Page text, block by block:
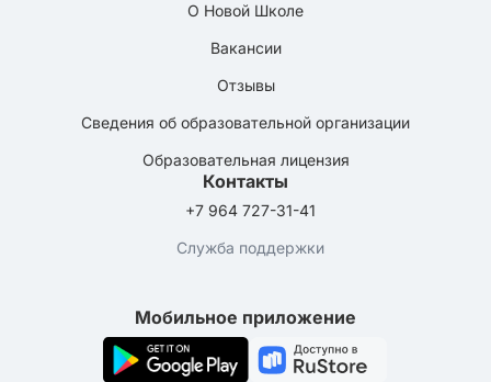
О Новой Школе
Вакансии
Отзывы
Сведения об образовательной организации
Образовательная лицензия
Контакты
+7 964 727-31-41
Служба поддержки
Мобильное приложение